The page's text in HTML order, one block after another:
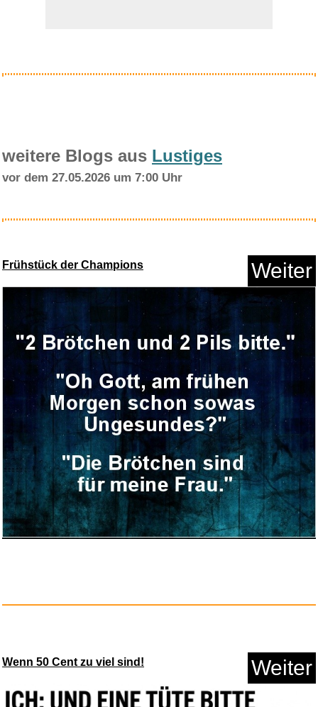
Anzeige
tiptoi® Abenteuer Großw...
Anzeige
weitere Blogs aus Lustiges
vor dem 27.05.2026 um 7:00 Uhr
Frühstück der Champions Weiter
Wenn 50 Cent zu viel sind! Weiter